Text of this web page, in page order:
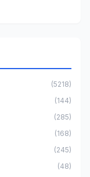
(5218)
(144)
(285)
(168)
(245)
(48)